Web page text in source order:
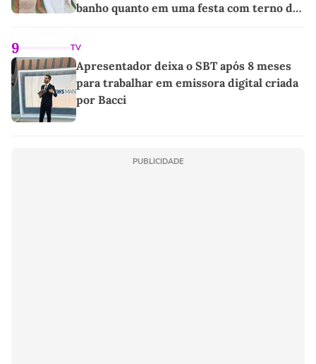
banho quanto em uma festa com terno de
9 TV
Apresentador deixa o SBT após 8 meses
para trabalhar em emissora digital criada
por Bacci
PUBLICIDADE